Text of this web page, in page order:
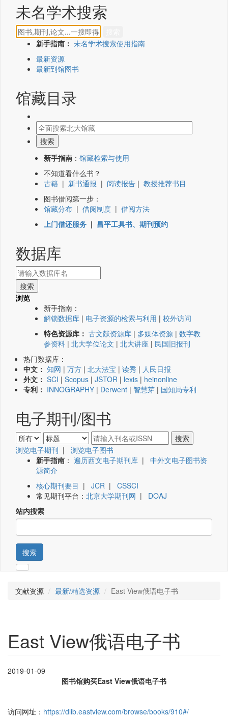
未名学术搜索
新手指南： 未名学术搜索使用指南
最新资源
最新到馆图书
馆藏目录
新手指南 ： 馆藏检索与使用
不知道看什么书？
古籍 | 新书通报 | 阅读报告 | 教授推荐书目
图书借阅第一步：
馆藏分布 | 借阅制度 | 借阅方法
上门借还服务 | 昌平工具书、期刊预约
数据库
浏览
新手指南：
解锁数据库 | 电子资源的检索与利用 | 校外访问
特色资源库： 古文献资源库 | 多媒体资源 | 数字教
参资料 | 北大学位论文 | 北大讲座 | 民国旧报刊
热门数据库：
中文： 知网 | 万方 | 北大法宝 | 读秀 | 人民日报
外文： SCI | Scopus | JSTOR | lexis | heinonline
专利： INNOGRAPHY | Derwent | 智慧芽 | 国知局专利
电子期刊/图书
浏览电子期刊 | 浏览电子图书
新手指南 ： 遍历西文电子期刊库 | 中外文电子图书资
源简介
核心期刊要目 | JCR | CSSCI
常见期刊平台： 北京大学期刊网 | DOAJ
站内搜索
搜索
文献资源 最新/精选资源 East View俄语电子书
East View俄语电子书
2019-01-09
图书馆购买East View俄语电子书
访问网址： https://dlib.eastview.com/browse/books/910#/